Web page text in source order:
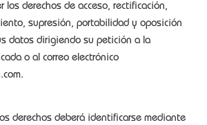
los derechos de acceso, rectificación,
supresión, portabilidad y oposición
datos dirigiendo su petición a la
o al correo electrónico
derechos deberá identificarse mediante